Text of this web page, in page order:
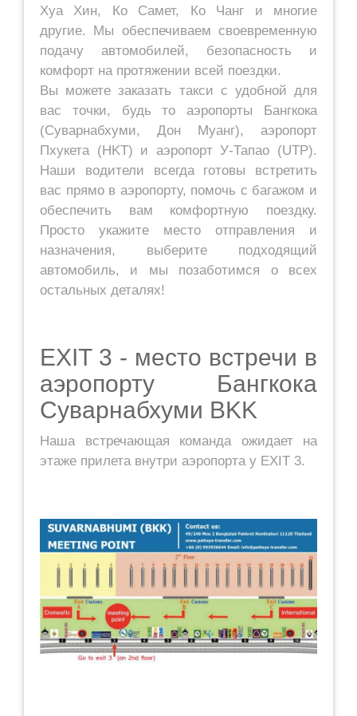
Хуа Хин, Ко Самет, Ко Чанг и многие
другие. Мы обеспечиваем своевременную
подачу автомобилей, безопасность и
комфорт на протяжении всей поездки.
Вы можете заказать такси с удобной для
вас точки, будь то аэропорты Бангкока
(Суварнабхуми, Дон Муанг), аэропорт
Пхукета (HKT) и аэропорт У-Тапао (UTP).
Наши водители всегда готовы встретить
вас прямо в аэропорту, помочь с багажом и
обеспечить вам комфортную поездку.
Просто укажите место отправления и
назначения, выберите подходящий
автомобиль, и мы позаботимся о всех
остальных деталях!
EXIT 3 - место встречи в
аэропорту Бангкока
Суварнабхуми BKK
Наша встречающая команда ожидает на
этаже прилета внутри аэропорта у EXIT 3.